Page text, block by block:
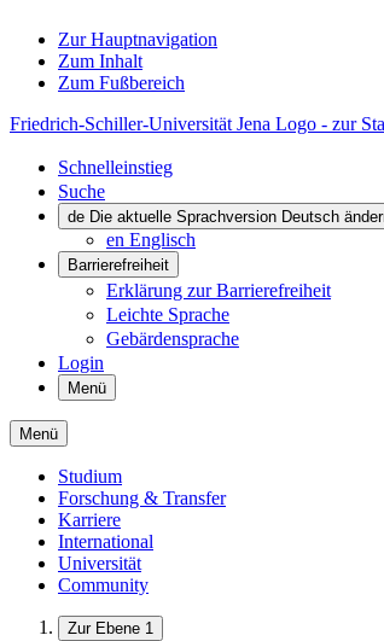
Zur Hauptnavigation
Zum Inhalt
Zum Fußbereich
Friedrich-Schiller-Universität Jena Logo - zur
Schnelleinstieg
Suche
de Die aktuelle Sprachversion Deutsch
en Englisch
Barrierefreiheit
Erklärung zur Barrierefreiheit
Leichte Sprache
Gebärdensprache
Login
Menü
Menü
Studium
Forschung & Transfer
Karriere
International
Universität
Community
Zur Ebene 1